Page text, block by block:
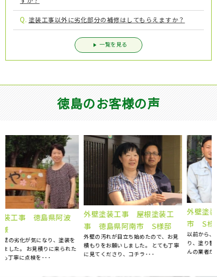
Q. 塗装工事以外に劣化部分の補修はしてもらえますか？
一覧を見る
徳島のお客様の声
外壁塗装工事 屋根塗装工
事 徳島県阿南市 S様邸
外壁の汚れが目立ち始めたので、お見
積もりをお願いしました。 とても丁寧
に見てくださり、コチラ･･･
外壁塗装工事 徳島県吉野川
市 S様邸
以前から、外壁の劣化が気になってお
り、塗り替えを考えてました。 たくさ
んの業者がある中で、ど･･･